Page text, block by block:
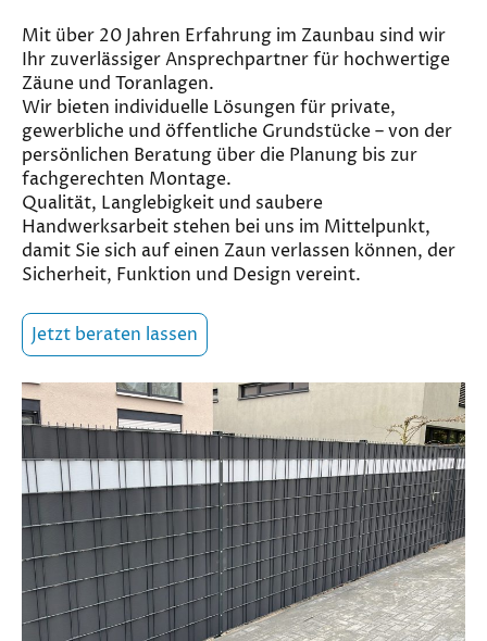
Mit über 20 Jahren Erfahrung im Zaunbau sind wir
Ihr zuverlässiger Ansprechpartner für hochwertige
Zäune und Toranlagen.
Wir bieten individuelle Lösungen für private,
gewerbliche und öffentliche Grundstücke – von der
persönlichen Beratung über die Planung bis zur
fachgerechten Montage.
Qualität, Langlebigkeit und saubere
Handwerksarbeit stehen bei uns im Mittelpunkt,
damit Sie sich auf einen Zaun verlassen können, der
Sicherheit, Funktion und Design vereint.
Jetzt beraten lassen